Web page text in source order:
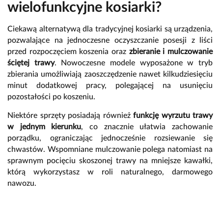
wielofunkcyjne kosiarki?
Ciekawą alternatywą dla tradycyjnej kosiarki są urządzenia,
pozwalające na jednoczesne oczyszczanie posesji z liści
przed rozpoczęciem koszenia oraz zbieranie i mulczowanie
ściętej trawy. Nowoczesne modele wyposażone w tryb
zbierania umożliwiają zaoszczędzenie nawet kilkudziesięciu
minut dodatkowej pracy, polegającej na usunięciu
pozostałości po koszeniu.
Niektóre sprzęty posiadają również funkcję wyrzutu trawy
w jednym kierunku, co znacznie ułatwia zachowanie
porządku, ograniczając jednocześnie rozsiewanie się
chwastów. Wspomniane mulczowanie polega natomiast na
sprawnym pocięciu skoszonej trawy na mniejsze kawałki,
którą wykorzystasz w roli naturalnego, darmowego
nawozu.